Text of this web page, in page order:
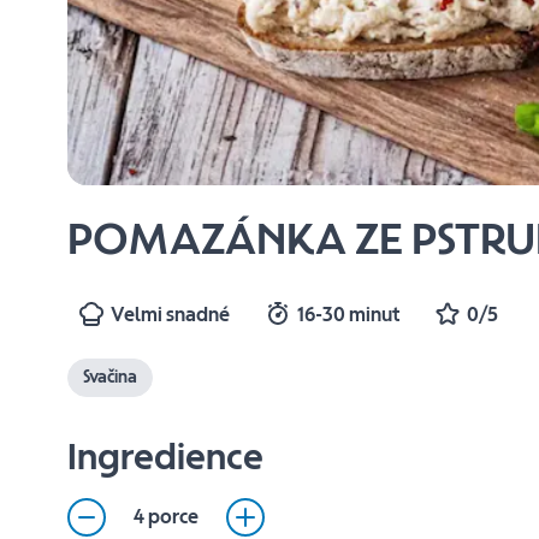
POMAZÁNKA ZE
Velmi snadné 16-30 minut 0/5
Svačina
Ingredience
4 porce